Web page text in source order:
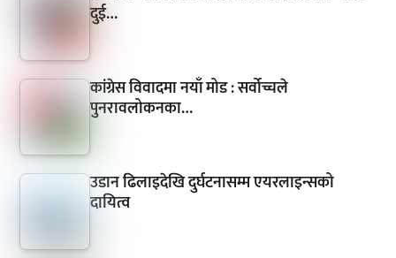
दुई…
कांग्रेस विवादमा नयाँ मोड : सर्वोच्चले
पुनरावलोकनका…
उडान ढिलाइदेखि दुर्घटनासम्म एयरलाइन्सको
दायित्व